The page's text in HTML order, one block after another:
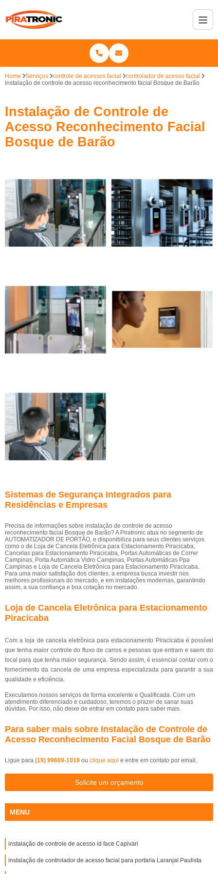
Home Serviços controle de acessos facial
controlador de acesso facial
instalação de controle de acesso reconhecimento facial Bosque de Barão
Instalação de Controle de
Acesso Reconhecimento Facial
Bosque de Barão
Sistemas de Segurança Integrados para
Residências e Empresas
Precisa de informações sobre instalação de controle de acesso
reconhecimento facial Bosque de Barão? A Piratronic atua no segmento de
AUTOMATIZADOR DE PORTÃO, e disponibiliza para seus clientes serviços
como o de Loja de Cancela Eletrônica para Estacionamento Piracicaba,
Cancelas para Estacionamento Piracicaba, Portas Automáticas de Correr
Campinas, Porta Automática Vidro Campinas, Portas Automáticas Ppa
Campinas e Loja de Cancela Eletrônica para Estacionamento Piracicaba.
Para uma maior satisfação dos clientes, a empresa busca investir nos
melhores profissionais do mercado, e em instalações modernas, garantindo
assim, a sua confiança e boa cotação no mercado.
Loja de Cancela Eletrônica para Estacionamento
Piracicaba
Com a loja de cancela eletrônica para estacionamento Piracicaba é possível
que tenha maior controle do fluxo de carros e pessoas que entram e saem do
local para que tenha maior segurança. Sendo assim, é essencial contar com o
fornecimento da cancela de uma empresa especializada para garantir a sua
qualidade e eficiência.
Executamos nossos serviços de forma excelente e Qualificada. Com um
atendimento diferenciado e cuidadoso, teremos o prazer de sanar suas
dúvidas. Por isso, não deixe de entrar em contato para saber mais.
Para saber mais sobre Instalação de Controle de
Acesso Reconhecimento Facial Bosque de Barão
Ligue para (19) 99609-1019 ou clique aqui e entre em contato por email.
Solicite um orçamento
MENU
instalação de controle de acesso id face Capivari
instalação de controlador de acesso facial para portaria Laranjal Paulista